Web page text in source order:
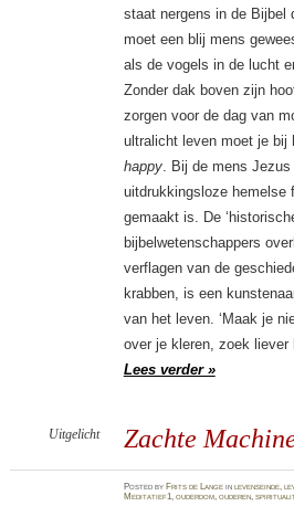
staat nergens in de Bijbel
moet een blij mens
als de vogels in de lucht
Zonder dak boven zijn
zorgen voor de dag van
ultralicht leven moet je bij
happy. Bij de mens
uitdrukkingsloze hemelse
gemaakt is. De
bijbelwetenschappers
verflagen van de
krabben, is een
van het leven. ‘Maak je
over je kleren, zoek liever
Lees verder »
Zachte
Uitgelicht
Postedby Frits de Lange inlevenseinde,
Meditatief1,ouderdom,ouderen,